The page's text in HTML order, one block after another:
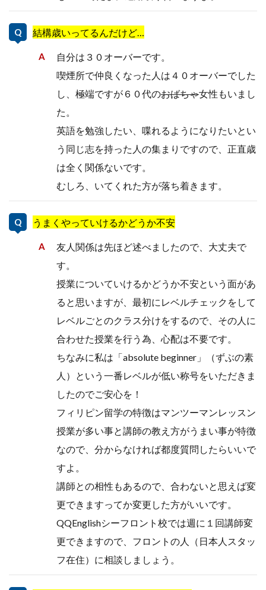
結構歳いってるんだけど…
自分は３０オーバーです。
喫煙所で仲良くなった人は４０オーバーでした
し、極端ですが６０代のおばちゃ女性もいまし
た。
英語を勉強したい、喋れるようになりたいとい
う同じ志を持った人の集まりですので、正直歳
は全く関係ないです。
むしろ、いてくれた方が落ち着きます。
うまくやっていけるかどうか不安
友人関係は先ほど述べましたので、大丈夫で
す。
授業についていけるかどうか不安という面があ
ると思いますが、最初にレベルチェックをして
レベルごとのクラス分けをするので、その人に
合わせた授業を行う為、心配は不要です。
ちなみに私は「absolute beginner」（ずぶの素
人）という一番レベルが低い称号をいただきま
したのでご安心を！
フィリピン留学の特徴はマンツーマンレッスン
授業が多い事と講師の教え方がうまい事が特徴
なので、分からなければ都度質問したらいいで
すよ。
講師との相性もあるので、合わないと思えば変
更できますってか変更した方がいいです。
QQEnglishシーフロント校では週に１回講師変
更できますので、フロントの人（日本人スタッ
フ在住）に相談しましょう。